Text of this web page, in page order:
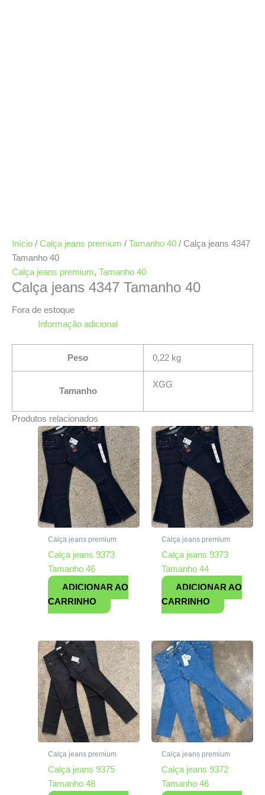
Início / Calça jeans premium / Tamanho 40 / Calça jeans 4347
Tamanho 40
Calça jeans premium, Tamanho 40
Calça jeans 4347 Tamanho 40
Fora de estoque
Informação adicional
Peso 0,22 kg
Tamanho
XGG
Produtos relacionados
Calça jeans premium
Calça jeans 9373
Tamanho 46
ADICIONAR AO
CARRINHO
Calça jeans premium
Calça jeans 9373
Tamanho 44
ADICIONAR AO
CARRINHO
Calça jeans premium
Calça jeans 9375
Tamanho 48
Calça jeans premium
Calça jeans 9372
Tamanho 46